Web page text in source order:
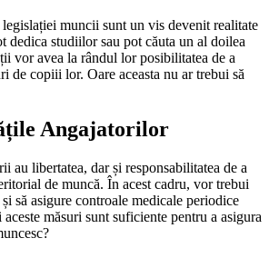
muncii sunt un vis devenit realitate
dedica studiilor sau pot căuta un al doilea
vor avea la rândul lor posibilitatea de a
de copiii lor. Oare aceasta nu ar trebui să
Angajatorilor
au libertatea, dar și responsabilitatea de a
de muncă. În acest cadru, vor trebui
să asigure controale medicale periodice
măsuri sunt suficiente pentru a asigura